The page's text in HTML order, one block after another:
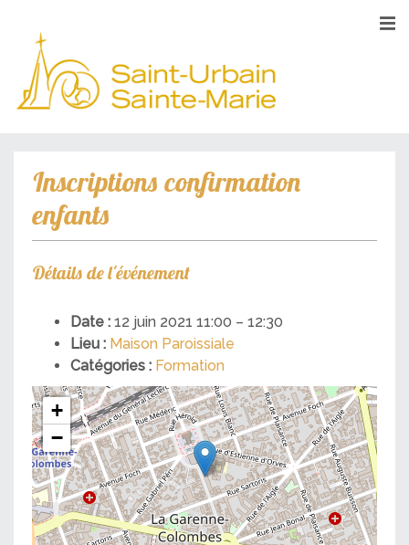
Inscriptions confirmation
enfants
Détails de l'événement
Date : 12 juin 2021 11:00 – 12:30
Lieu : Maison Paroissiale
Catégories : Formation
+
−